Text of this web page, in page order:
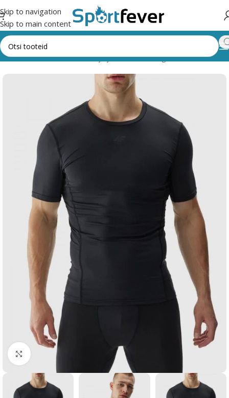
Skip to navigation
Skip to main content
Fitness,trenažöörid ja jõusaal Treeningriided Meestele
Suurendamiseks klõpsake